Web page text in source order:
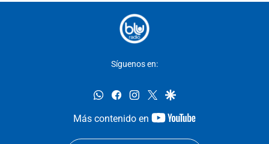
Síguenos en:
whatsappfacebookinstagram
twittergoogle
Más contenido en
youtube-